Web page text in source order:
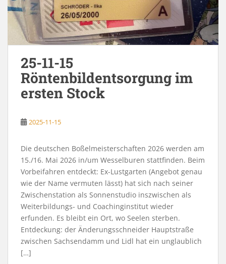
25-11-15
Röntenbildentsorgung im
ersten Stock
2025-11-15
Die deutschen Boßelmeisterschaften 2026 werden am
15./16. Mai 2026 in/um Wesselburen stattfinden. Beim
Vorbeifahren entdeckt: Ex-Lustgarten (Angebot genau
wie der Name vermuten lässt) hat sich nach seiner
Zwischenstation als Sonnenstudio inszwischen als
Weiterbildungs- und Coachinginstitut wieder
erfunden. Es bleibt ein Ort, wo Seelen sterben.
Entdeckung: der Änderungsschneider Hauptstraße
zwischen Sachsendamm und Lidl hat ein unglaublich
[…]